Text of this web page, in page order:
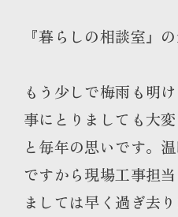
『暮らしの相談室』
もう少しで梅雨も明
事にとりましても大
と毎年の思いです。
ですから現場工事担当
ましては早く過ぎ去